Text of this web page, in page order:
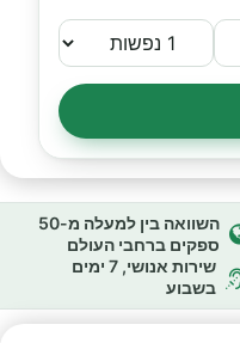
השוואה בין למעלה מ-50
ספקים ברחבי העולם
שירות אנושי, 7 ימים
בשבוע